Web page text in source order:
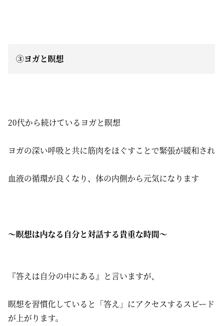
③ヨガと瞑想
20代から続けているヨガと瞑想
ヨガの深い呼吸と共に筋肉をほぐすことで緊張が緩和され
血液の循環が良くなり、体の内側から元気になります
〜瞑想は内なる自分と対話する貴重な時間〜
『答えは自分の中にある』と言いますが、
瞑想を習慣化していると「答え」にアクセスするスピード
が上がります。